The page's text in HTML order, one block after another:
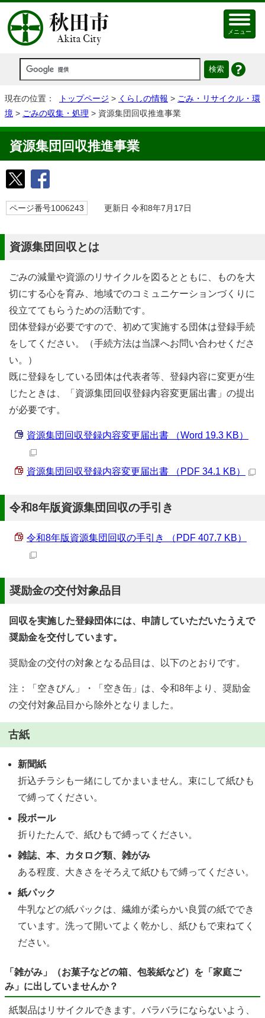
メニュー
現在の位置： トップページ > くらしの情報 > ごみ・リサイクル・環
境 > ごみの収集・処理 > 資源集団回収推進事業
資源集団回収推進事業
ページ番号1006243 更新日 令和8年7月17日
資源集団回収とは
ごみの減量や資源のリサイクルを図るとともに、ものを大
切にする心を育み、地域でのコミュニケーションづくりに
役立ててもらうための活動です。
団体登録が必要ですので、初めて実施する団体は登録手続
をしてください。（手続方法は当課へお問い合わせくださ
い。）
既に登録をしている団体は代表者等、登録内容に変更が生
じたときは、「資源集団回収登録内容変更届出書」の提出
が必要です。
資源集団回収登録内容変更届出書 （Word 19.3 KB）
資源集団回収登録内容変更届出書 （PDF 34.1 KB）
令和8年版資源集団回収の手引き
令和8年版資源集団回収の手引き （PDF 407.7 KB）
奨励金の交付対象品目
回収を実施した登録団体には、申請していただいたうえで
奨励金を交付しています。
奨励金の交付の対象となる品目は、以下のとおりです。
注：「空きびん」・「空き缶」は、令和8年より、奨励金
の交付対象品目から除外となりました。
古紙
新聞紙
折込チラシも一緒にしてかまいません。束にして紙ひも
で縛ってください。
段ボール
折りたたんで、紙ひもで縛ってください。
雑誌、本、カタログ類、雑がみ
ある程度、大きさをそろえて紙ひもで縛ってください。
紙パック
牛乳などの紙パックは、繊維が柔らかい良質の紙ででき
ています。洗って開いてよく乾かし、紙ひもで束ねてく
ださい。
「雑がみ」（お菓子などの箱、包装紙など）を「家庭ご
み」に出していませんか？
紙製品はリサイクルできます。バラバラにならないよう、